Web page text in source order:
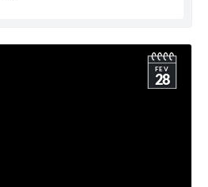
FEV
28